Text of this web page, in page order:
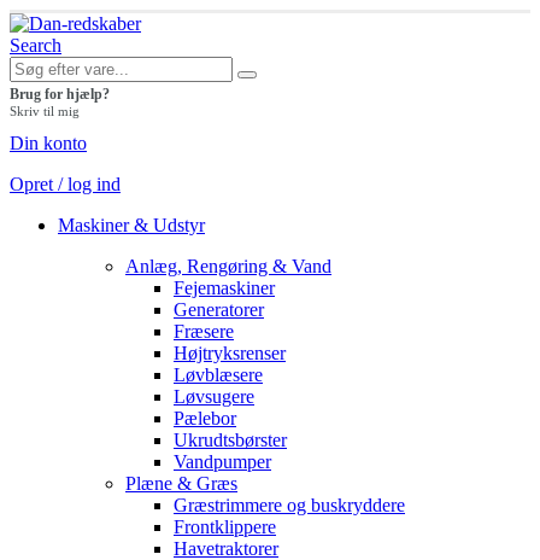
Search
Brug for hjælp?
Skriv til mig
Din konto
Opret / log ind
Maskiner & Udstyr
Anlæg, Rengøring & Vand
Fejemaskiner
Generatorer
Fræsere
Højtryksrenser
Løvblæsere
Løvsugere
Pælebor
Ukrudtsbørster
Vandpumper
Plæne & Græs
Græstrimmere og buskryddere
Frontklippere
Havetraktorer